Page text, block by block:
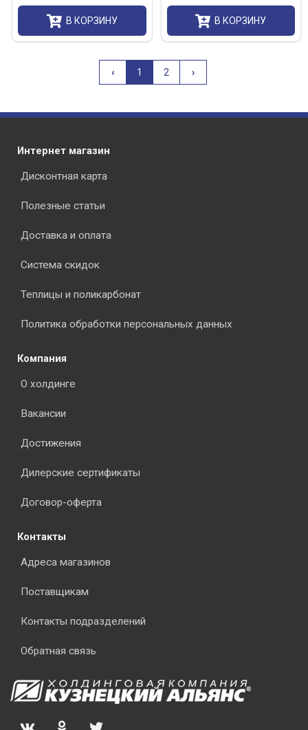
В КОРЗИНУ В КОРЗИНУ
‹Назад1 2 ›Вперёд
Интернет магазин
Дисконтная карта
Полезные статьи
Доставка и оплата
Система скидок
Теплицы и поликарбонат
Политика обработки персональных данных
Компания
О холдинге
Вакансии
Достижения
Дилерские сертификаты
Договор-оферта
Контакты
Адреса магазинов
Поставщикам
Контакты подразделений
Обратная связь